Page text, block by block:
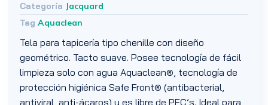
Categoría Jacquard
Tag Aquaclean
Tela para tapicería tipo chenille con diseño
geométrico. Tacto suave. Posee tecnología de fácil
limpieza solo con agua Aquaclean®, tecnología de
protección higiénica Safe Front® (antibacterial,
antiviral, anti-ácaros) y es libre de PFC’s. Ideal para